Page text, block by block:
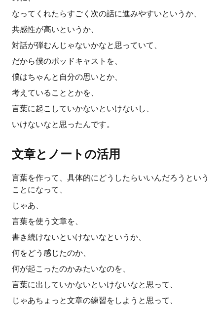
なってくれたらすごく次の話に進みやすいというか、
共感性が高いというか、
対話が弾むんじゃないかなと思っていて、
だから僕のポッドキャストを、
僕はちゃんと自分の思いとか、
考えていることとかを、
言葉に起こしていかないといけないし、
いけないなと思ったんです。
文章とノートの活用
言葉を作って、具体的にどうしたらいいんだろうという
ことになって、
じゃあ、
言葉を使う文章を、
書き続けないといけないなというか、
何をどう感じたのか、
何が起こったのかみたいなのを、
言葉に出していかないといけないなと思って、
じゃあちょっと文章の練習をしようと思って、